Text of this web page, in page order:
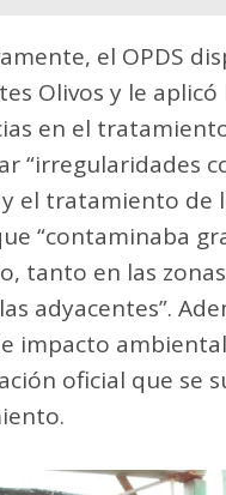
el OPDS
Olivos y le
en el
“irregularidades
el tratamiento de
“contaminaba
tanto en las
adyacentes”.
impacto
oficial que se